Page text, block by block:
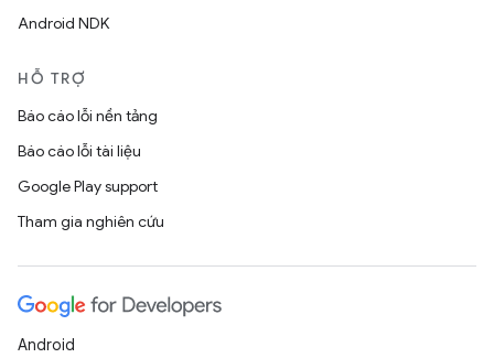
Android NDK
HỖ TRỢ
Báo cáo lỗi nền tảng
Báo cáo lỗi tài liệu
Google Play support
Tham gia nghiên cứu
Android